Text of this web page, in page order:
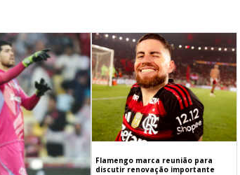
Flamengo marca reunião para
discutir renovação importante